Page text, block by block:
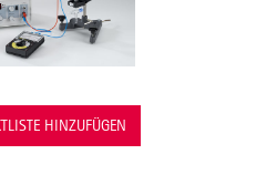
HINZUFÜGEN